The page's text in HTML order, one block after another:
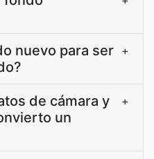
nuevo para ser +
de cámara y
un
+